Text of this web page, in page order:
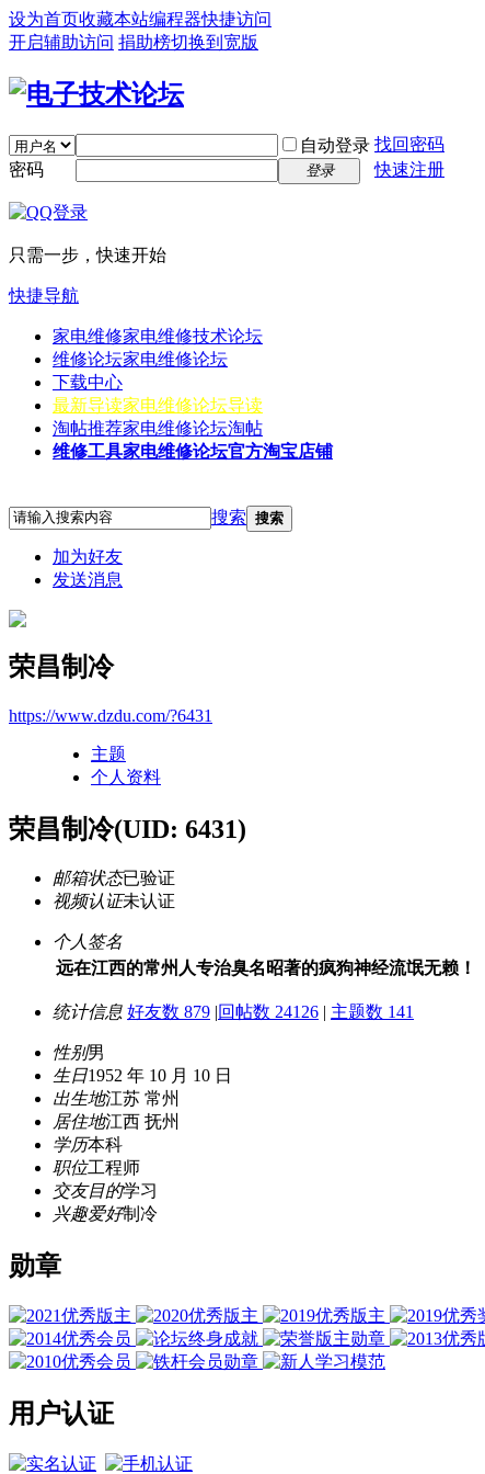
设为首页收藏本站编程器快捷访问
开启辅助访问 捐助榜切换到宽版
自动登录 找回密码
密码
登录 快速注册
只需一步，快速开始
快捷导航
家电维修家电维修技术论坛
维修论坛家电维修论坛
下载中心
最新导读家电维修论坛导读
淘帖推荐家电维修论坛淘帖
维修工具家电维修论坛官方淘宝店铺
搜索 搜索
加为好友
发送消息
荣昌制冷
https://www.dzdu.com/?6431
主题
个人资料
荣昌制冷(UID: 6431)
邮箱状态已验证
视频认证未认证
个人签名
远在江西的常州人专治臭名昭著的疯狗神经流氓无赖！
统计信息 好友数 879 |回帖数 24126 | 主题数 141
性别男
生日1952 年 10 月 10 日
出生地江苏 常州
居住地江西 抚州
学历本科
职位工程师
交友目的学习
兴趣爱好制冷
勋章
用户认证